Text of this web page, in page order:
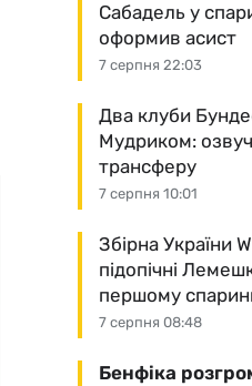
7 серпня 22:03
Сабадель у
оформив асист
7 серпня 10:01
Два клуби
Мудриком:
трансферу
7 серпня 08:48
Збірна України
підопічні
першому
Бенфіка